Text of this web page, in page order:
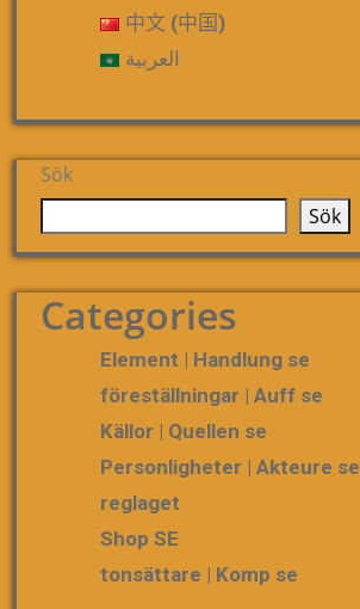
中文 (中国)
العربية
Sök
Sök
Categories
Element | Handlung se
föreställningar | Auff se
Källor | Quellen se
Personligheter | Akteure se
reglaget
Shop SE
tonsättare | Komp se